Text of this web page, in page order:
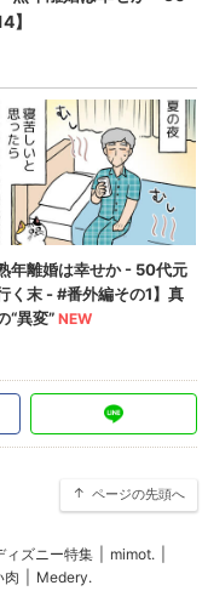
ページの先頭へ
ィズニー特集 mimot.
肉 Medery.